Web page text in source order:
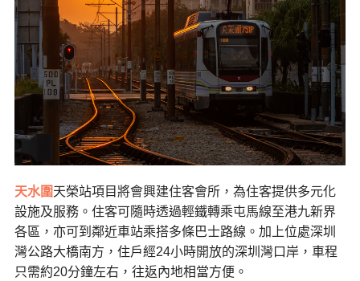
天水圍天榮站項目將會興建住客會所，為住客提供多元化
設施及服務。住客可隨時透過輕鐵轉乘屯馬線至港九新界
各區，亦可到鄰近車站乘搭多條巴士路線。加上位處深圳
灣公路大橋南方，住戶經24小時開放的深圳灣口岸，車程
只需約20分鐘左右，往返內地相當方便。